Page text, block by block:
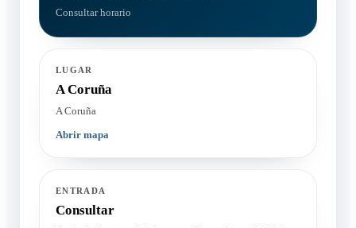
Consultar horario
LUGAR
A Coruña
A Coruña
Abrir mapa
ENTRADA
Consultar